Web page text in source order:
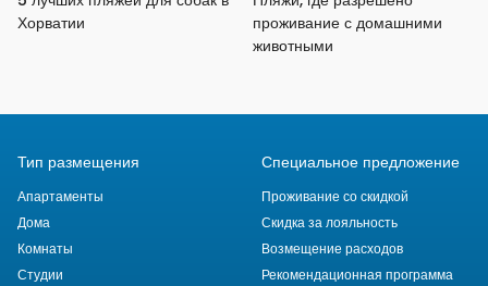
Хорватии
проживание с домашними
животными
Тип размещения
Апартаменты
Дома
Комнаты
Студии
Специальное предложение
Проживание со скидкой
Скидка за лояльность
Возмещение расходов
Рекомендационная программа